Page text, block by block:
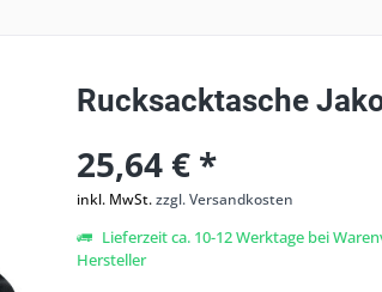
Rucksacktasche
25,64 € *
inkl. MwSt.zzgl. Versandkosten
Lieferzeit ca. 10-12 Werktage bei
Hersteller